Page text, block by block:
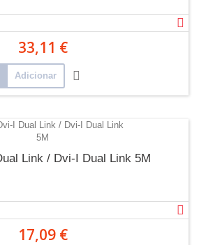
33,11 €
Adicionar
Link / Dvi-I Dual Link 5M
17,09 €